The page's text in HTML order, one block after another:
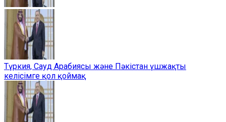
Түркия, Сауд Арабиясы және Пәкістан үшжақты
келісімге қол қоймақ